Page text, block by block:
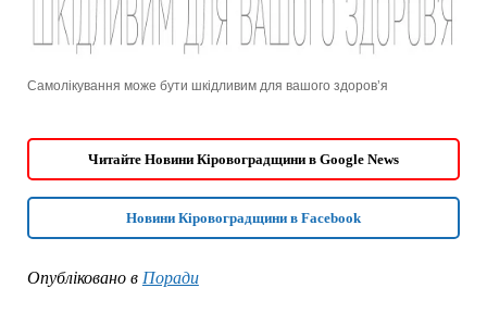
Самолікування може бути шкідливим для вашого здоров’я
Читайте Новини Кіровоградщини в Google News
Новини Кіровоградщини в Facebook
Опубліковано в Поради